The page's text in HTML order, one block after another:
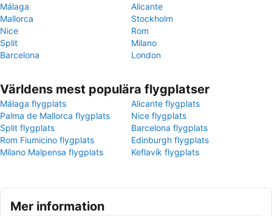
Málaga
Alicante
Mallorca
Stockholm
Nice
Rom
Split
Milano
Barcelona
London
Världens mest populära flygplatser
Málaga flygplats
Alicante flygplats
Palma de Mallorca flygplats
Nice flygplats
Split flygplats
Barcelona flygplats
Rom Fiumicino flygplats
Edinburgh flygplats
Milano Malpensa flygplats
Keflavík flygplats
Mer information